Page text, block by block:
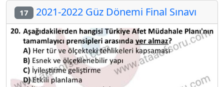
17 2021-2022 Güz Dönemi Final Sınavı